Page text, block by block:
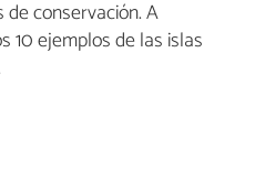
conservación. A
10 ejemplos de las islas